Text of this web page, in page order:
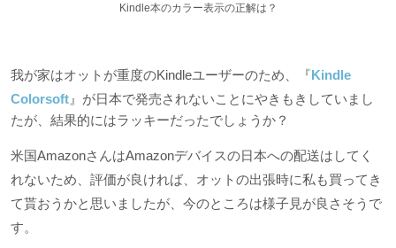
Kindle本のカラー表示の正解は？
我が家はオットが重度のKindleユーザーのため、『Kindle
Colorsoft 』が日本で発売されないことにやきもきしていまし
たが、結果的にはラッキーだったでしょうか？
米国AmazonさんはAmazonデバイスの日本への配送はしてく
れないため、評価が良ければ、オットの出張時に私も買ってき
て貰おうかと思いましたが、今のところは様子見が良さそうで
す。